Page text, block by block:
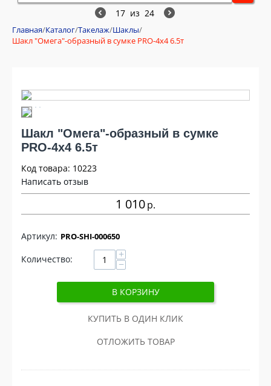
Главная/Каталог/Такелаж/Шаклы/
Шакл "Омега"-образный в сумке PRO-4x4 6.5т
17 из 24
Шакл "Омега"-образный в сумке
PRO-4x4 6.5т
Код товара: 10223
Написать отзыв
1 010р
PRO-SHI-000650
Количество: +
−
В КОРЗИНУ
КУПИТЬ В ОДИН КЛИК
ОТЛОЖИТЬ ТОВАР